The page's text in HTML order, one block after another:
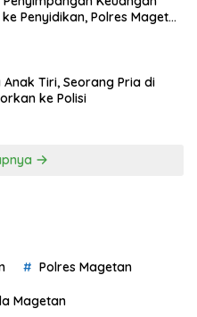
Penyidikan, Polres Magetan
Tiri, Seorang Pria di
ke Polisi
Polres Magetan
Magetan